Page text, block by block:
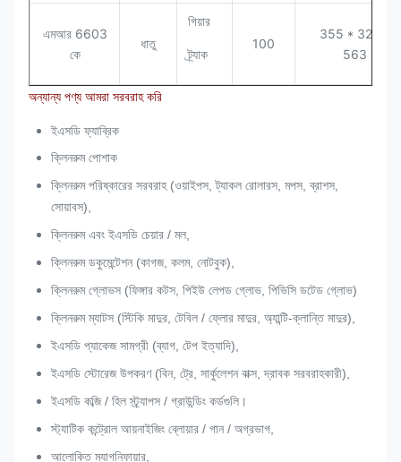
এমআর 6603
কে
ধাতু
গিয়ার
ট্র্যাক
100
355 * 320 *
563
অন্যান্য পণ্য আমরা সরবরাহ করি
ইএসডি ফ্যাব্রিক
ক্লিনরুম পোশাক
ক্লিনরুম পরিষ্কারের সরবরাহ (ওয়াইপস, ট্যাকল রোলারস, মপস, ব্রাশস,
সোয়াবস),
ক্লিনরুম এবং ইএসডি চেয়ার / মল,
ক্লিনরুম ডকুমেন্টেশন (কাগজ, কলম, নোটবুক),
ক্লিনরুম গ্লোভস (ফিঙ্গার কটস, পিইউ লেপড গ্লোভ, পিভিসি ডটেড গ্লোভ)
ক্লিনরুম ম্যাটস (স্টিকি মাদুর, টেবিল / ফ্লোর মাদুর, অ্যান্টি-ক্লান্তি মাদুর),
ইএসডি প্যাকেজ সামগ্রী (ব্যাগ, টেপ ইত্যাদি),
ইএসডি স্টোরেজ উপকরণ (বিন, ট্রে, সার্কুলেশন বাক্স, দ্রাবক সরবরাহকারী),
ইএসডি কব্জি / হিল স্ট্র্যাপস / গ্রাউন্ডিং কর্ডগুলি।
স্ট্যাটিক কন্ট্রোল আয়নাইজিং ব্লোয়ার / গান / অগ্রভাগ,
আলোকিত ম্যাগনিফায়ার,